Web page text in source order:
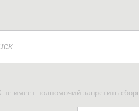
имеет полномочий запретить